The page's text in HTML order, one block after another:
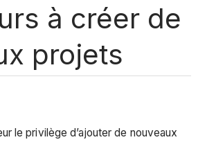
à créer de
projets
le privilège d’ajouter de nouveaux